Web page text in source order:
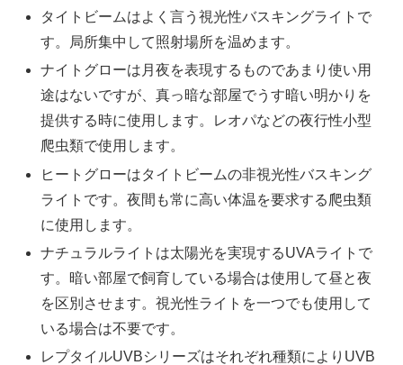
タイトビームはよく言う視光性バスキングライトで
す。局所集中して照射場所を温めます。
ナイトグローは月夜を表現するものであまり使い用
途はないですが、真っ暗な部屋でうす暗い明かりを
提供する時に使用します。レオパなどの夜行性小型
爬虫類で使用します。
ヒートグローはタイトビームの非視光性バスキング
ライトです。夜間も常に高い体温を要求する爬虫類
に使用します。
ナチュラルライトは太陽光を実現するUVAライトで
す。暗い部屋で飼育している場合は使用して昼と夜
を区別させます。視光性ライトを一つでも使用して
いる場合は不要です。
レプタイルUVBシリーズはそれぞれ種類によりUVB